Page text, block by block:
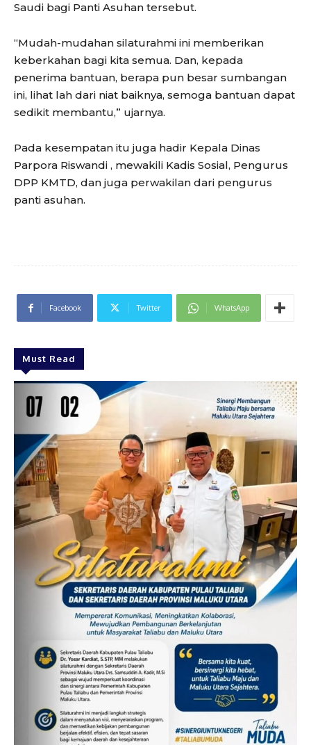
Saudi bagi Panti Asuhan tersebut.
“Mudah-mudahan silaturahmi ini memberikan
keberkahan bagi kita semua. Dan, kepada
penerima bantuan, berapa pun besar sumbangan
ini, lihat lah dari niat baiknya, semoga bantuan dapat
sedikit membantu,” ujarnya.
Pada kesempatan itu juga hadir Kepala Dinas
Parpora Riswandi , mewakili Kadis Sosial, Pengurus
DPP KMTD, dan juga perwakilan dari pengurus
panti asuhan.
Facebook Twitter WhatsApp
Must Read